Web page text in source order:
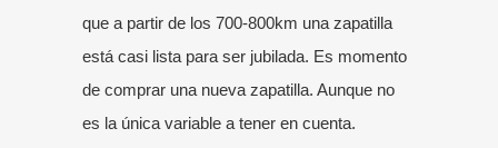
que a partir de los 700-800km una zapatilla
está casi lista para ser jubilada. Es momento
de comprar una nueva zapatilla. Aunque no
es la única variable a tener en cuenta.